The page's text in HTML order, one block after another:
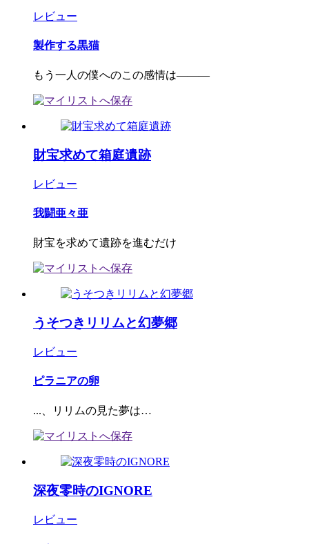
レビュー
製作する黒猫
もう一人の僕へのこの感情は―――
財宝求めて箱庭遺跡
レビュー
我闘亜々亜
財宝を求めて遺跡を進むだけ
うそつきリリムと幻夢郷
レビュー
ピラニアの卵
...、リリムの見た夢は…
深夜零時のIGNORE
レビュー